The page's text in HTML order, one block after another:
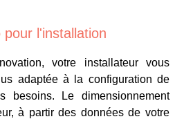
l'installation
votre installateur vous
adaptée à la configuration de
besoins. Le dimensionnement
à partir des données de votre